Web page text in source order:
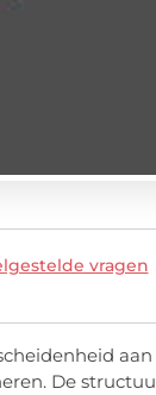
vragen
De